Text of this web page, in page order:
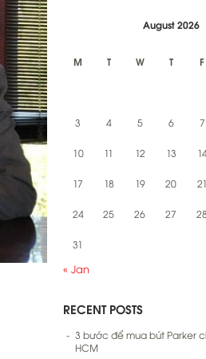
August 2026
M T W T F
3 4 5 6 7
10 11 12 13
17 18 19 20 21
24 25 26 27 28
31
« Jan
RECENT POSTS
3 bước để mua bút Parker
HCM